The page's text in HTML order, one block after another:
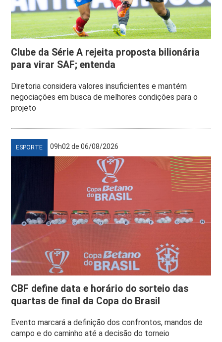
Clube da Série A rejeita proposta bilionária
para virar SAF; entenda
Diretoria considera valores insuficientes e mantém
negociações em busca de melhores condições para o
projeto
ESPORTE 09h02 de 06/08/2026
CBF define data e horário do sorteio das
quartas de final da Copa do Brasil
Evento marcará a definição dos confrontos, mandos de
campo e do caminho até a decisão do torneio